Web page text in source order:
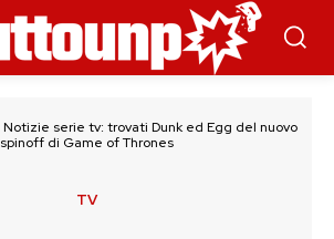
Notizie serie tv: trovati Dunk ed Egg del nuovo
spinoff di Game of Thrones
TV